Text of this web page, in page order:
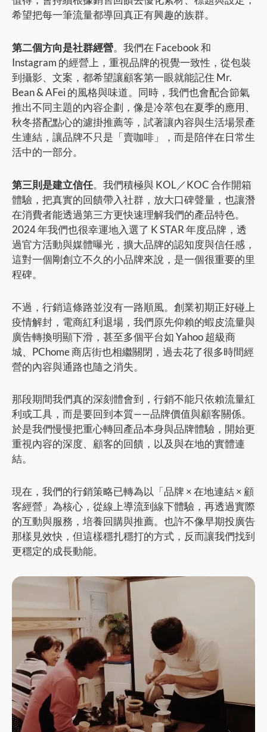
希望把每一筆流量都導回真正有興趣的族群。
第二個方向是社群經營。我們在 Facebook 和
Instagram 的經營上，重視品牌的視覺一致性，從包裝
到攝影、文案，都希望讓顧客第一眼就能記住 Mr.
Bean & AFei 的風格與味道。同時，我們也會配合節氣
推出不同主題的內容企劃，像是冷萃包在夏季的應用、
秋冬搭配點心的濾掛推薦等，試著讓內容與生活場景產
生連結，讓品牌不只是「賣咖啡」，而是陪伴在日常生
活中的一部分。
第三則是建立信任。我們積極與 KOL／KOC 合作開箱
體驗，把真實的回饋帶入社群，放大口碑聲量，也讓潛
在消費者能透過第三方更快速理解我們的產品特色。
2024 年我們也很幸運地入選了 K STAR 年度品牌，透
過官方活動與媒體曝光，擴大品牌的認知度與信任感，
這對一個剛創立不久的小品牌來說，是一個很重要的里
程碑。
不過，行銷這條路並沒有一路順風。創業初期正好碰上
疫情解封，電商紅利退場，我們原先仰賴的蝦皮流量與
廣告轉換明顯下滑，甚至多個平台如 Yahoo 超級商
城、PChome 商店街也相繼關閉，過去花了很多時間經
營的內容與通路也隨之消失。
那段期間我們真的深刻體會到，行銷不能只依賴流量紅
利或工具，而是要回到本質——品牌價值與顧客關係。
於是我們慢慢把重心轉回產品本身與品牌體驗，開始更
重視內容的深度、顧客的回饋，以及與在地的實體連
結。
現在，我們的行銷策略已轉為以「品牌 × 在地連結 × 顧
客經營」為核心，從線上導流到線下體驗，再透過實際
的互動與服務，培養回購與推薦。也許不像早期投廣告
那樣見效快，但這樣穩扎穩打的方式，反而讓我們找到
更穩定的成長動能。